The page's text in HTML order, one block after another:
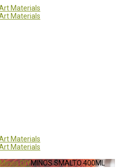
Minos DIYMINOS SMALTO 400ML